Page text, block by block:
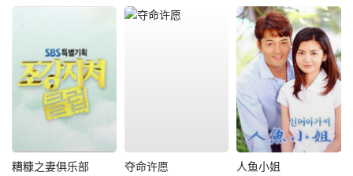
糟糠之妻俱乐部 夺命许愿 人鱼小姐